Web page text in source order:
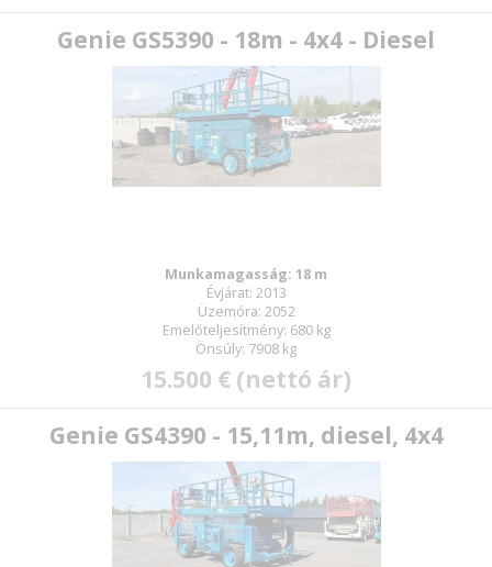
Genie GS5390 - 18m - 4x4 - Diesel
Munkamagasság: 18 m
Évjárat: 2013
Üzemóra: 2052
Emelőteljesítmény: 680 kg
Önsúly: 7908 kg
15.500 € (nettó ár)
Genie GS4390 - 15,11m, diesel, 4x4